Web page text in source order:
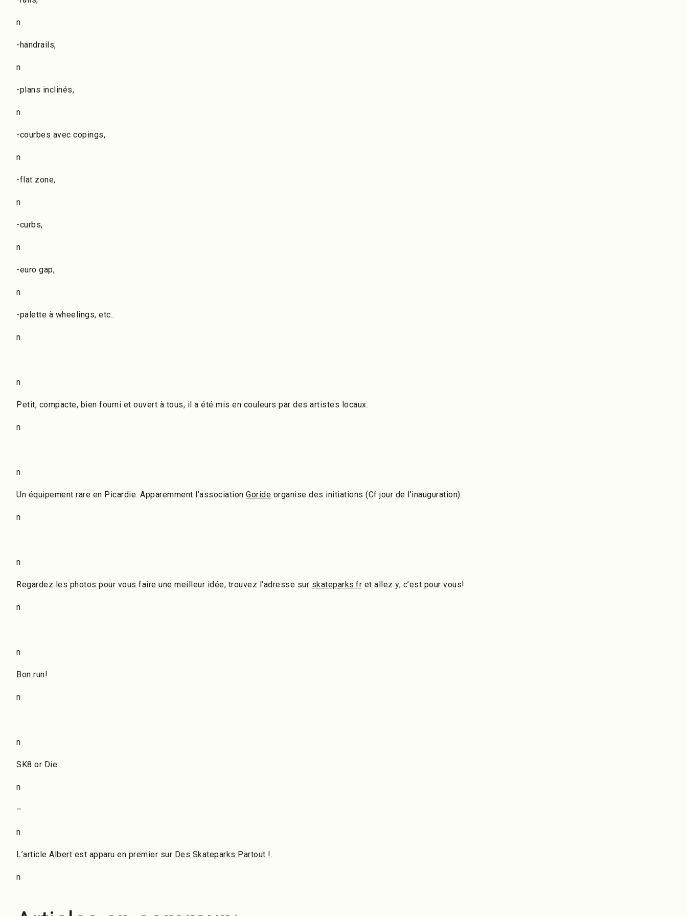
n
-handrails,
n
-plans inclinés,
n
-courbes avec copings,
n
-flat zone,
n
-curbs,
n
-euro gap,
n
-palette à wheelings, etc..
n
n
Petit, compacte, bien fourni et ouvert à tous, il a été mis en couleurs par des artistes locaux.
n
n
Un équipement rare en Picardie. Apparemment l’association Goride organise des initiations (Cf jour de l’inauguration).
n
n
Regardez les photos pour vous faire une meilleur idée, trouvez l’adresse sur skateparks.fr et allez y, c’est pour vous!
n
n
Bon run!
n
n
SK8 or Die
n
–
n
L’article Albert est apparu en premier sur Des Skateparks Partout !.
n